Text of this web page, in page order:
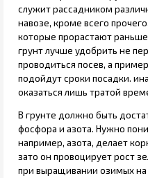
служит рассадником
навозе, кроме всего
которые прорастают
грунт лучше удобрить не
проводиться посев, а
подойдут сроки посадки.
оказаться лишь тратой
В грунте должно быть
фосфора и азота. Нужно
например, азота, делает
зато он провоцирует рост
при выращивании озимых на